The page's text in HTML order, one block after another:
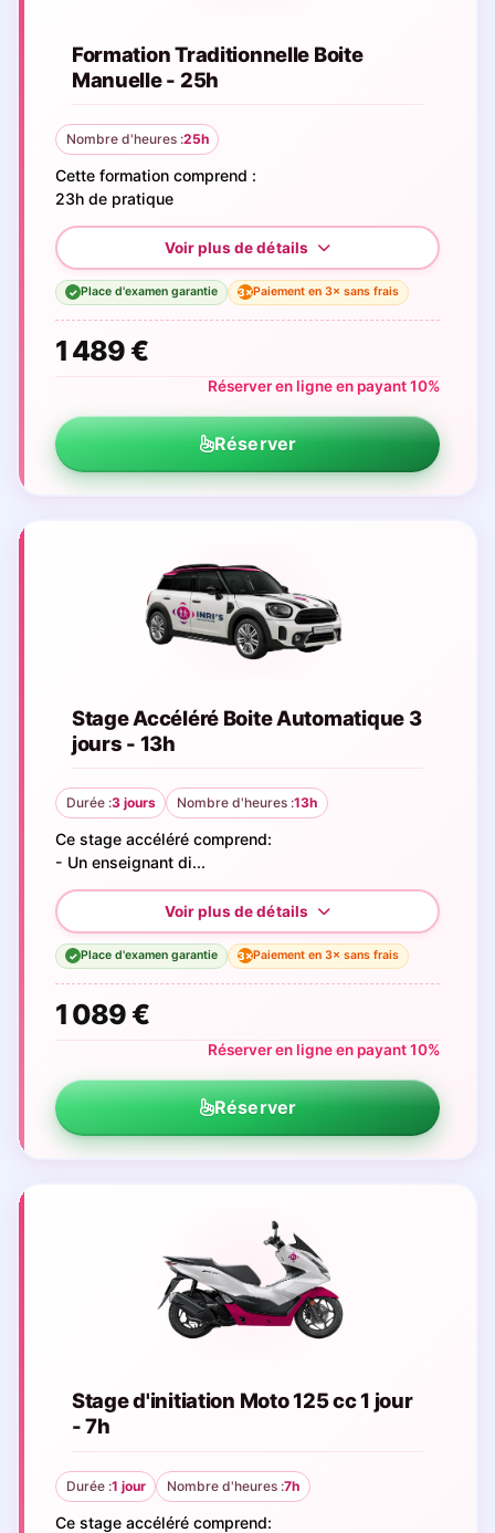
Formation Traditionnelle Boite
Manuelle - 25h
Nombre d'heures :25h
Cette formation comprend :
23h de pratique
✓ Place d'examen garantie 3×Paiement en 3× sans frais
1 489 €
Réserver en ligne en payant 10%
Réserver
Stage Accéléré Boite Automatique 3
jours - 13h
Durée :3 jours Nombre d'heures :13h
Ce stage accéléré comprend:
- Un enseignant di...
✓ Place d'examen garantie 3×Paiement en 3× sans frais
1 089 €
Réserver en ligne en payant 10%
Réserver
Stage d'initiation Moto 125 cc 1 jour
- 7h
Durée :1 jour Nombre d'heures :7h
Ce stage accéléré comprend: